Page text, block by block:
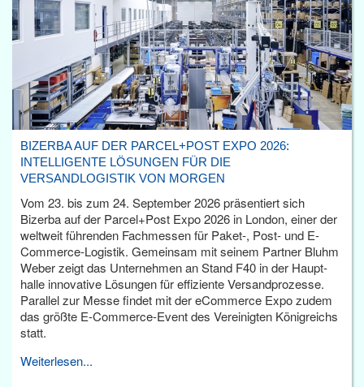
BIZERBA AUF DER PARCEL+POST EXPO 2026:
INTELLIGENTE LÖSUNGEN FÜR DIE
VERSANDLOGISTIK VON MORGEN
Vom 23. bis zum 24. September 2026 präsentiert sich
Bizerba auf der Parcel+Post Expo 2026 in London, einer der
weltweit führenden Fachmessen für Paket-, Post- und E-
Commerce-Logistik. Gemeinsam mit seinem Partner Bluhm
Weber zeigt das Unternehmen an Stand F40 in der Haupt­
halle innovative Lösungen für effiziente Versandprozesse.
Parallel zur Messe findet mit der eCommerce Expo zudem
das größte E-Commerce-Event des Vereinigten Königreichs
statt.
Weiterlesen...